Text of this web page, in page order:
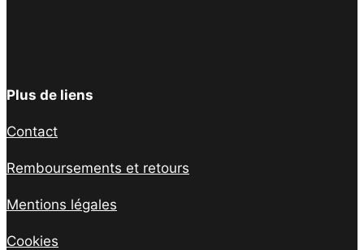
Plus de liens
Contact
Remboursements et retours
Mentions légales
Cookies